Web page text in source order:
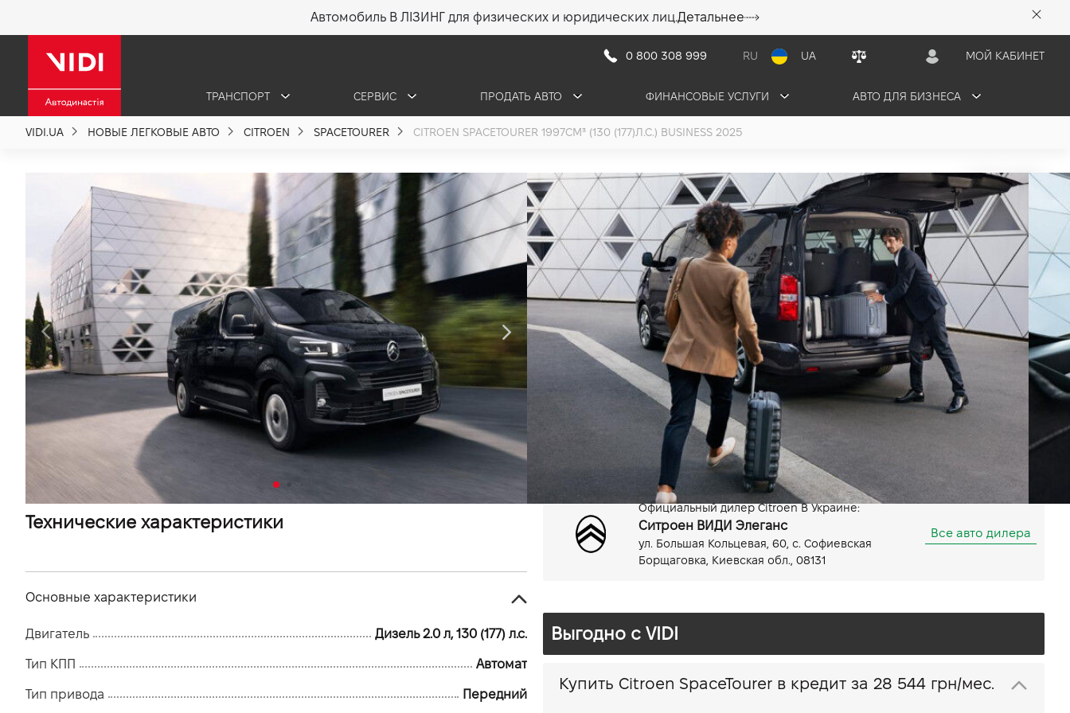
Автомобиль В ЛІЗИНГ для физических и юридических лиц.Детальнее
0 800 308 999 RU UA МОЙ КАБИНЕТ
ТРАНСПОРТ СЕРВИС ПРОДАТЬ АВТО ФИНАНСОВЫЕ УСЛУГИ АВТО ДЛЯ БИЗНЕСА
VIDI.UA НОВЫЕ ЛЕГКОВЫЕ АВТО CITROEN SPACETOURER CITROEN SPACETOURER 1997СМ³ (130 (177)Л.С.) BUSINESS 2025
Citroen SpaceTourer Business
2.0 (130 (177) л.с.) 2025
1 995 300 грн•28 544 грн/мес 1 авто в наличии
ПОЛУЧИТЬ КОНСУЛЬТАЦИЮ ОБМЕНЯТЬ СВОЕ АВТО
Автомат Передний
Официальный дилер Citroen В Украине:
Ситроен ВИДИ Элеганс
ул. Большая Кольцевая, 60, с. Софиевская
Борщаговка, Киевская обл., 08131
Все авто дилера
Технические характеристики
Основные характеристики
Двигатель Дизель 2.0 л, 130 (177) л.с.
Тип КПП Автомат
Тип привода Передний
Выгодно c VIDI
Купить Citroen SpaceTourer в кредит за 28 544 грн/мес.
О компании
Новости
Политика качества
Вакансии
VIDI Карьера
Контакты
Підпишись на наш канал та слідкуй за
акціями, послугами та новинками